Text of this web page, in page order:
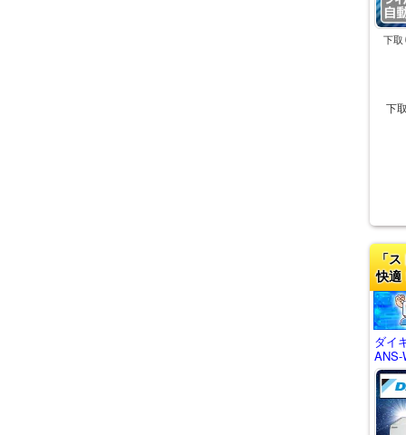
下取
下
「
快適
ダイ
ANS-